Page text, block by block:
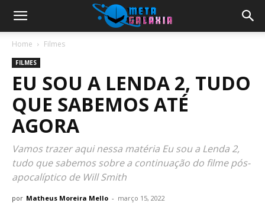
Home Filmes
FILMES
EU SOU A LENDA 2, TUDO
QUE SABEMOS ATÉ
AGORA
Vamos trazer aqui nessa matéria Eu sou a Lenda 2,
tudo que sabemos sobre a continuação do filme pós-
apocalíptico de Will Smith
por Matheus Moreira Mello - março 15, 2022